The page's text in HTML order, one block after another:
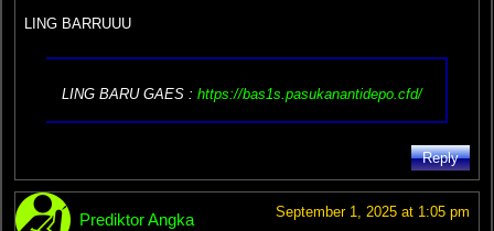
LING BARRUUU
LING BARU GAES : https://bas1s.pasukanantidepo.cfd/
Reply
Prediktor Angka September 1, 2025 at 1:05 pm